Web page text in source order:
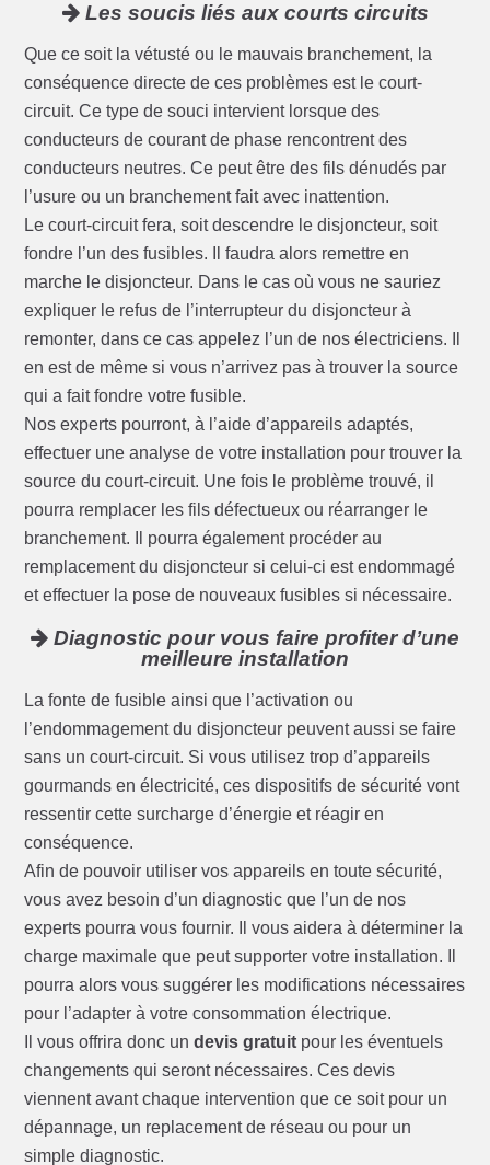
Les soucis liés aux courts circuits
Que ce soit la vétusté ou le mauvais branchement, la
conséquence directe de ces problèmes est le court-
circuit. Ce type de souci intervient lorsque des
conducteurs de courant de phase rencontrent des
conducteurs neutres. Ce peut être des fils dénudés par
l’usure ou un branchement fait avec inattention.
Le court-circuit fera, soit descendre le disjoncteur, soit
fondre l’un des fusibles. Il faudra alors remettre en
marche le disjoncteur. Dans le cas où vous ne sauriez
expliquer le refus de l’interrupteur du disjoncteur à
remonter, dans ce cas appelez l’un de nos électriciens. Il
en est de même si vous n’arrivez pas à trouver la source
qui a fait fondre votre fusible.
Nos experts pourront, à l’aide d’appareils adaptés,
effectuer une analyse de votre installation pour trouver la
source du court-circuit. Une fois le problème trouvé, il
pourra remplacer les fils défectueux ou réarranger le
branchement. Il pourra également procéder au
remplacement du disjoncteur si celui-ci est endommagé
et effectuer la pose de nouveaux fusibles si nécessaire.
Diagnostic pour vous faire profiter d’une
meilleure installation
La fonte de fusible ainsi que l’activation ou
l’endommagement du disjoncteur peuvent aussi se faire
sans un court-circuit. Si vous utilisez trop d’appareils
gourmands en électricité, ces dispositifs de sécurité vont
ressentir cette surcharge d’énergie et réagir en
conséquence.
Afin de pouvoir utiliser vos appareils en toute sécurité,
vous avez besoin d’un diagnostic que l’un de nos
experts pourra vous fournir. Il vous aidera à déterminer la
charge maximale que peut supporter votre installation. Il
pourra alors vous suggérer les modifications nécessaires
pour l’adapter à votre consommation électrique.
Il vous offrira donc undevis gratuit pour les éventuels
changements qui seront nécessaires. Ces devis
viennent avant chaque intervention que ce soit pour un
dépannage, un replacement de réseau ou pour un
simple diagnostic.